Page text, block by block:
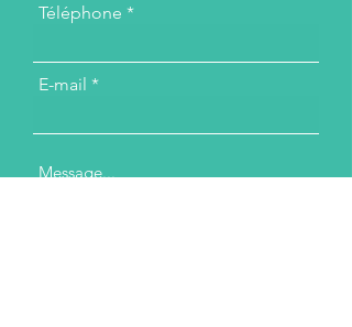
Téléphone
E-mail
Message...